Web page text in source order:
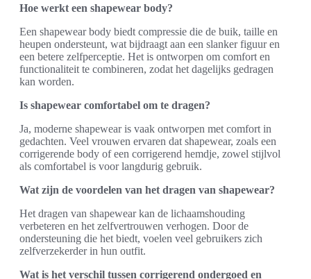
Hoe werkt een shapewear body?
Een shapewear body biedt compressie die de buik, taille en
heupen ondersteunt, wat bijdraagt aan een slanker figuur en
een betere zelfperceptie. Het is ontworpen om comfort en
functionaliteit te combineren, zodat het dagelijks gedragen
kan worden.
Is shapewear comfortabel om te dragen?
Ja, moderne shapewear is vaak ontworpen met comfort in
gedachten. Veel vrouwen ervaren dat shapewear, zoals een
corrigerende body of een corrigerend hemdje, zowel stijlvol
als comfortabel is voor langdurig gebruik.
Wat zijn de voordelen van het dragen van shapewear?
Het dragen van shapewear kan de lichaamshouding
verbeteren en het zelfvertrouwen verhogen. Door de
ondersteuning die het biedt, voelen veel gebruikers zich
zelfverzekerder in hun outfit.
Wat is het verschil tussen corrigerend ondergoed en